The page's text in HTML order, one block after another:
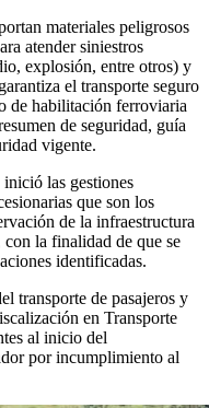
materiales peligrosos
atender siniestros
explosión, entre otros) y
el transporte seguro
de habilitación ferroviaria
de seguridad, guía
vigente.
las gestiones
que son los
de la infraestructura
la finalidad de que se
identificadas.
transporte de pasajeros y
en Transporte
al inicio del
por incumplimiento al